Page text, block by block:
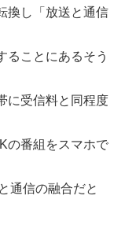
換し「放送と通信
ることにあるそう
に受信料と同程度
の番組をスマホで
通信の融合だと